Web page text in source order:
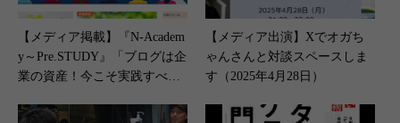
【メディア掲載】『N-Academ
y～Pre.STUDY』「ブログは企
業の資産！今こそ実践すべき
法」（2024年11月14日）
【メディア出演】Xでオガち
ゃんさんと対談スペースしま
す（2025年4月28日）